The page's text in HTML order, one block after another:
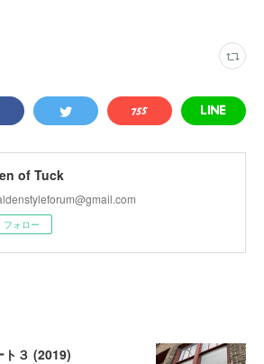
of Tuck
フォロー
ト３ (2019)